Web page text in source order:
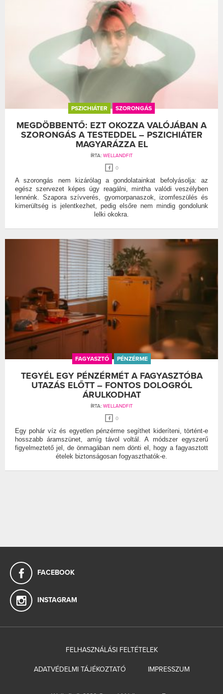
PSZICHIÁTER SZORONGÁS
MEGDÖBBENTŐ: EZT OKOZZA VALÓJÁBAN A
SZORONGÁS A TESTEDDEL – PSZICHIÁTER
MAGYARÁZZA EL
ÍRTA: WELLANDFIT
0
A szorongás nem kizárólag a gondolatainkat befolyásolja: az
egész szervezet képes úgy reagálni, mintha valódi veszélyben
lennénk. Szapora szívverés, gyomorpanaszok, izomfeszülés és
kimerültség is jelentkezhet, pedig elsőre nem mindig gondolunk
lelki okokra.
FAGYASZTÓ PÉNZÉRME
TEGYÉL EGY PÉNZÉRMÉT A FAGYASZTÓBA
UTAZÁS ELŐTT – FONTOS DOLOGRÓL
ÁRULKODHAT
ÍRTA: WELLANDFIT
0
Egy pohár víz és egyetlen pénzérme segíthet kideríteni, történt-e
hosszabb áramszünet, amíg távol voltál. A módszer egyszerű
figyelmeztető jel, de önmagában nem dönti el, hogy a fagyasztott
ételek biztonságosan fogyaszthatók-e.
FACEBOOK
INSTAGRAM
FELHASZNÁLÁSI FELTÉTELEK
ADATVÉDELMI TÁJÉKOZTATÓ IMPRESSZUM